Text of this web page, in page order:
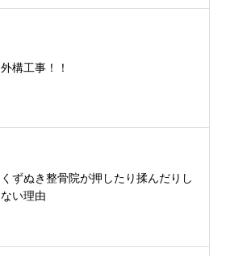
外構工事！！
くずぬき整骨院が押したり揉んだりし
ない理由